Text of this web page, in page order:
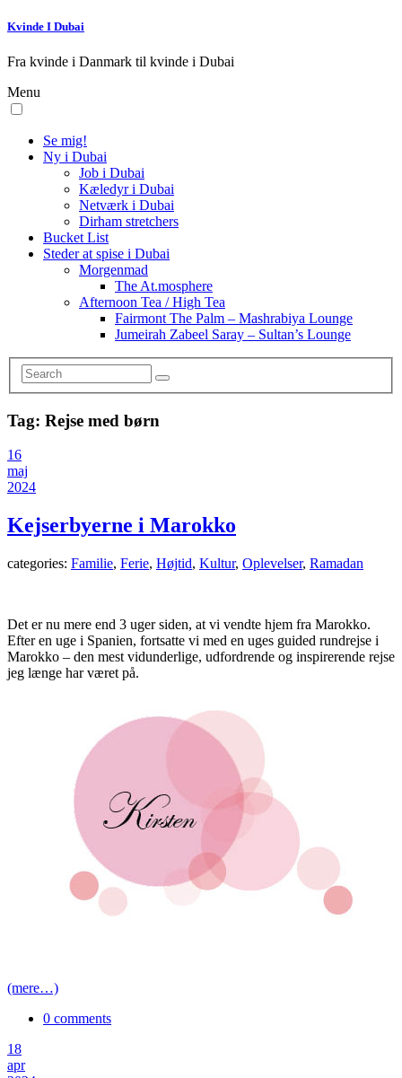
Kvinde I Dubai
Fra kvinde i Danmark til kvinde i Dubai
Menu
Se mig!
Ny i Dubai
Job i Dubai
Kæledyr i Dubai
Netværk i Dubai
Dirham stretchers
Bucket List
Steder at spise i Dubai
Morgenmad
The At.mosphere
Afternoon Tea / High Tea
Fairmont The Palm – Mashrabiya Lounge
Jumeirah Zabeel Saray – Sultan’s Lounge
Tag: Rejse med børn
16
maj
2024
Kejserbyerne i Marokko
categories: Familie, Ferie, Højtid, Kultur, Oplevelser, Ramadan
Det er nu mere end 3 uger siden, at vi vendte hjem fra Marokko.
Efter en uge i Spanien, fortsatte vi med en uges guided rundrejse i
Marokko – den mest vidunderlige, udfordrende og inspirerende rejse
jeg længe har været på.
(mere…)
0 comments
18
apr